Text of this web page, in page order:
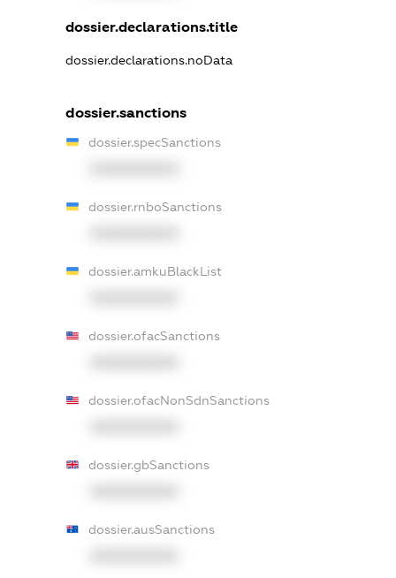
dossier.declarations.title
dossier.declarations.noData
dossier.sanctions
dossier.specSanctions
dossier.rnboSanctions
dossier.amkuBlackList
dossier.ofacSanctions
dossier.ofacNonSdnSanctions
dossier.gbSanctions
dossier.ausSanctions